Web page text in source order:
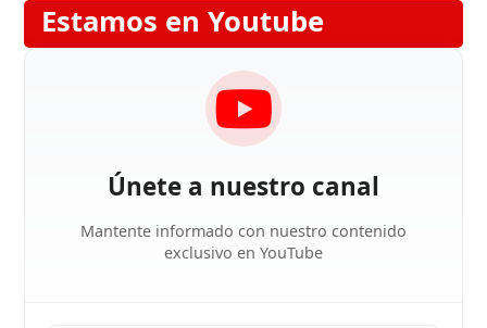
Estamos en Youtube
Únete a nuestro canal
Mantente informado con nuestro contenido
exclusivo en YouTube